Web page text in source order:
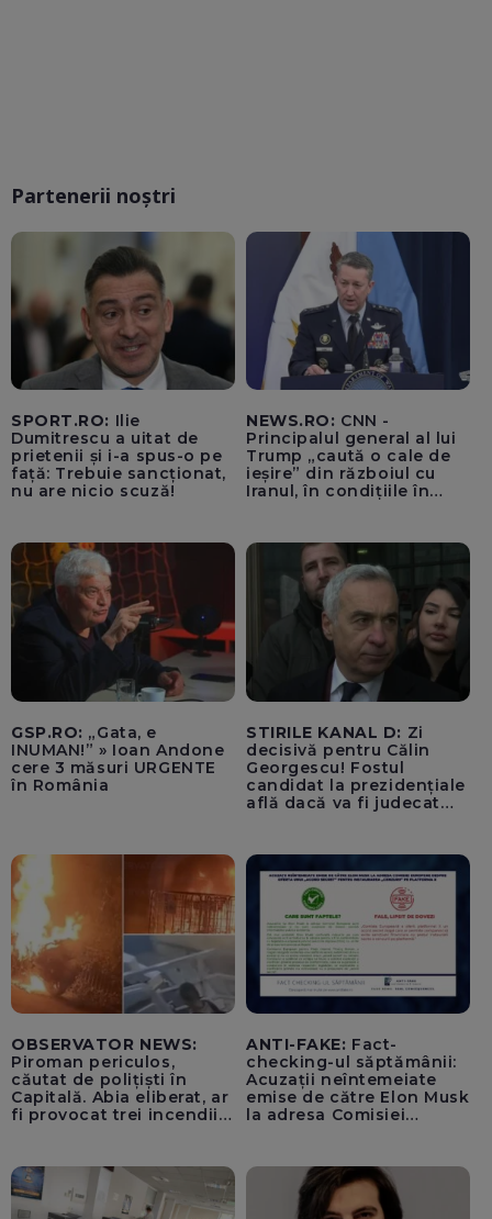
Partenerii noștri
SPORT.RO: Ilie
Dumitrescu a uitat de
prietenii și i-a spus-o pe
față: Trebuie sancționat,
nu are nicio scuză!
NEWS.RO: CNN -
Principalul general al lui
Trump „caută o cale de
ieșire” din războiul cu
Iranul, în condițiile în
GSP.RO: „Gata, e
INUMAN!” » Ioan Andone
cere 3 măsuri URGENTE
în România
STIRILE KANAL D: Zi
decisivă pentru Călin
Georgescu! Fostul
candidat la prezidențiale
află dacă va fi judecat
OBSERVATOR NEWS:
Piroman periculos,
căutat de polițiști în
Capitală. Abia eliberat, ar
fi provocat trei incendii
ANTI-FAKE: Fact-
checking-ul săptămânii:
Acuzații neîntemeiate
emise de către Elon Musk
la adresa Comisiei
pentru instaurarea
„cenzurii” pe platforma X